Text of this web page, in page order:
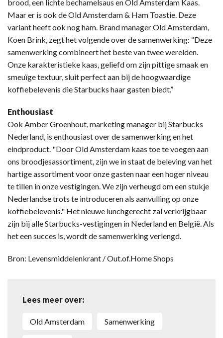
brood, een lichte bechamelsaus en Old Amsterdam Kaas.
Maar er is ook de Old Amsterdam & Ham Toastie. Deze
variant heeft ook nog ham. Brand manager Old Amsterdam,
Koen Brink, zegt het volgende over de samenwerking: “Deze
samenwerking combineert het beste van twee werelden.
Onze karakteristieke kaas, geliefd om zijn pittige smaak en
smeuïge textuur, sluit perfect aan bij de hoogwaardige
koffiebelevenis die Starbucks haar gasten biedt.”
Enthousiast
Ook Amber Groenhout, marketing manager bij Starbucks
Nederland, is enthousiast over de samenwerking en het
eindproduct. "Door Old Amsterdam kaas toe te voegen aan
ons broodjesassortiment, zijn we in staat de beleving van het
hartige assortiment voor onze gasten naar een hoger niveau
te tillen in onze vestigingen. We zijn verheugd om een stukje
Nederlandse trots te introduceren als aanvulling op onze
koffiebelevenis." Het nieuwe lunchgerecht zal verkrijgbaar
zijn bij alle Starbucks-vestigingen in Nederland en België. Als
het een succes is, wordt de samenwerking verlengd.
Bron: Levensmiddelenkrant / Out.of.Home Shops
Lees meer over:
Old Amsterdam Samenwerking